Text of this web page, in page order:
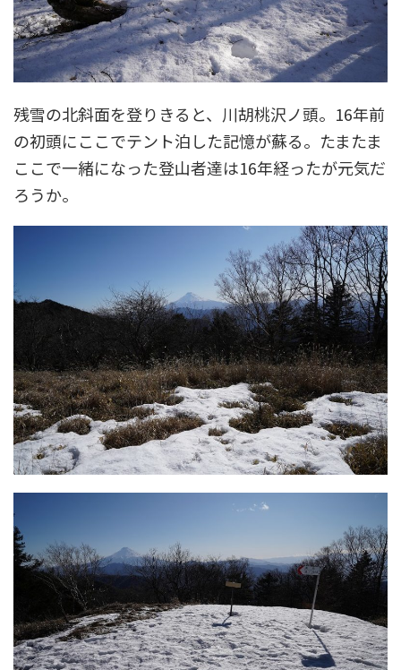
残雪の北斜面を登りきると、川胡桃沢ノ頭。16年前
の初頭にここでテント泊した記憶が蘇る。たまたま
ここで一緒になった登山者達は16年経ったが元気だ
ろうか。